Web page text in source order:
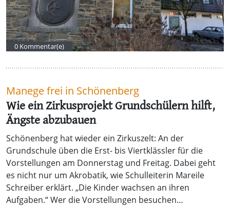
0 Kommentar(e)
Manege frei in Schönenberg
Wie ein Zirkusprojekt Grundschülern hilft,
Ängste abzubauen
Schönenberg hat wieder ein Zirkuszelt: An der
Grundschule üben die Erst- bis Viertklässler für die
Vorstellungen am Donnerstag und Freitag. Dabei geht
es nicht nur um Akrobatik, wie Schulleiterin Mareile
Schreiber erklärt. „Die Kinder wachsen an ihren
Aufgaben.“ Wer die Vorstellungen besuchen…